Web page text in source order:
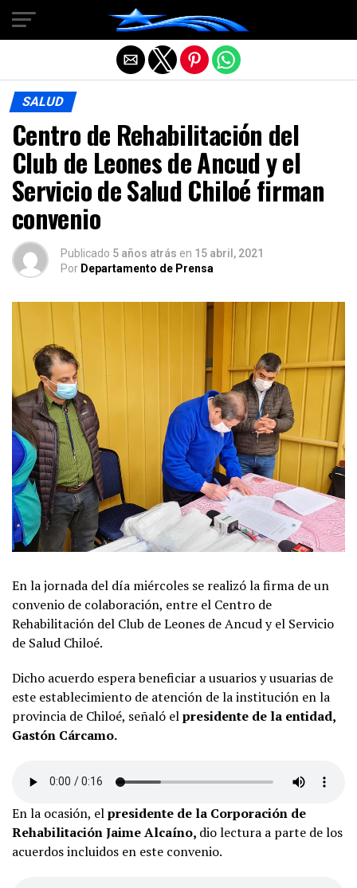
SALUD
Centro de Rehabilitación del
Club de Leones de Ancud y el
Servicio de Salud Chiloé firman
convenio
Publicado 5 años atrás en 15 abril, 2021
Por Departamento de Prensa
En la jornada del día miércoles se realizó la firma de un
convenio de colaboración, entre el Centro de
Rehabilitación del Club de Leones de Ancud y el Servicio
de Salud Chiloé.
Dicho acuerdo espera beneficiar a usuarios y usuarias de
este establecimiento de atención de la institución en la
provincia de Chiloé, señaló elpresidente de la entidad,
Gastón Cárcamo.
En la ocasión, elpresidente de la Corporación de
Rehabilitación Jaime Alcaíno, dio lectura a parte de los
acuerdos incluidos en este convenio.
Salir de la versión móvil